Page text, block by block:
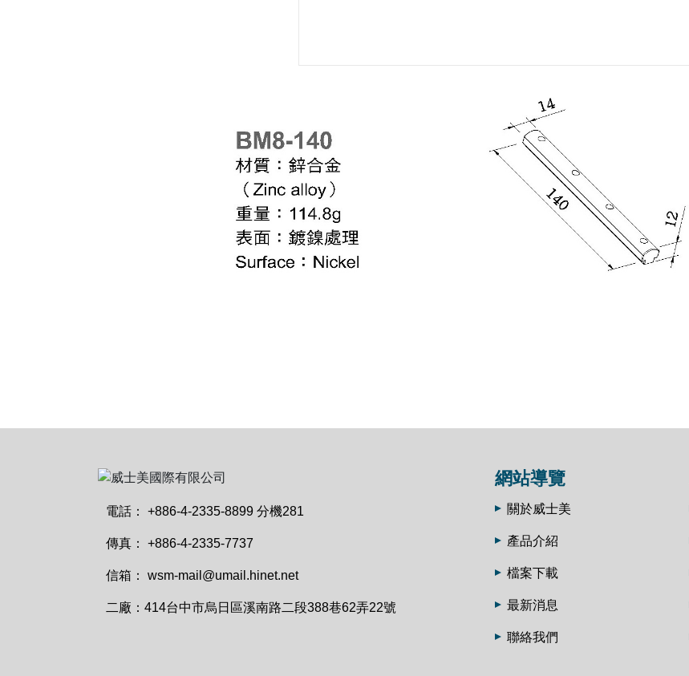
電話： +886-4-2335-8899 分機281
傳真： +886-4-2335-7737
信箱： wsm-mail@umail.hinet.net
二廠： 414台中市烏日區溪南路二段388巷62弄22號
網站導覽
關於威士美
產品介紹
檔案下載
最新消息
聯絡我們